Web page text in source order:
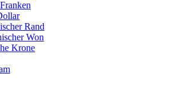
Rand
Won
Krone